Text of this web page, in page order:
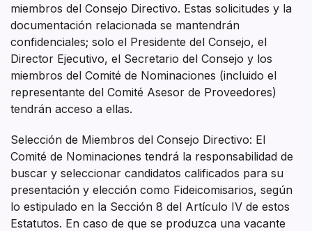
miembros del Consejo Directivo. Estas solicitudes y la
documentación relacionada se mantendrán
confidenciales; solo el Presidente del Consejo, el
Director Ejecutivo, el Secretario del Consejo y los
miembros del Comité de Nominaciones (incluido el
representante del Comité Asesor de Proveedores)
tendrán acceso a ellas.
Selección de Miembros del Consejo Directivo: El
Comité de Nominaciones tendrá la responsabilidad de
buscar y seleccionar candidatos calificados para su
presentación y elección como Fideicomisarios, según
lo estipulado en la Sección 8 del Artículo IV de estos
Estatutos. En caso de que se produzca una vacante